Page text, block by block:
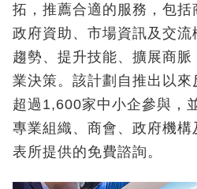
拓，推薦合適的服務，包括
政府資助、市場資訊及交
趨勢、提升技能、擴展商
業決策。該計劃自推出以
超過1,600家中小企參與，
專業組織、商會、政府機
表所提供的免費諮詢。